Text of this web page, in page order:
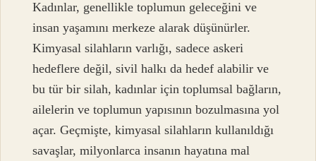
Kadınlar, genellikle toplumun geleceğini ve
insan yaşamını merkeze alarak düşünürler.
Kimyasal silahların varlığı, sadece askeri
hedeflere değil, sivil halkı da hedef alabilir ve
bu tür bir silah, kadınlar için toplumsal bağların,
ailelerin ve toplumun yapısının bozulmasına yol
açar. Geçmişte, kimyasal silahların kullanıldığı
savaşlar, milyonlarca insanın hayatına mal